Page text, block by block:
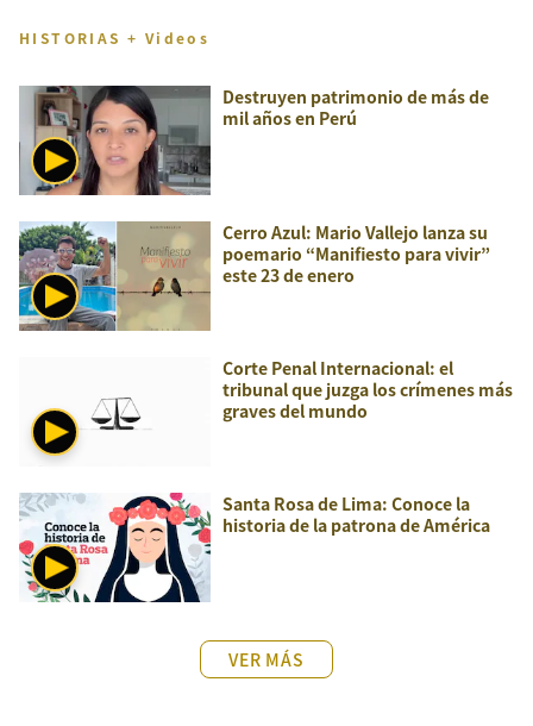
HISTORIAS + Videos
Destruyen patrimonio de más de
mil años en Perú
Cerro Azul: Mario Vallejo lanza su
poemario “Manifiesto para vivir”
este 23 de enero
Corte Penal Internacional: el
tribunal que juzga los crímenes más
graves del mundo
Santa Rosa de Lima: Conoce la
historia de la patrona de América
VER MÁS